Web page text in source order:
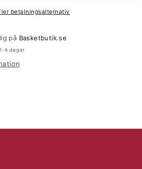
betalningsalternativ
på Basketbutik.se
4 dagar